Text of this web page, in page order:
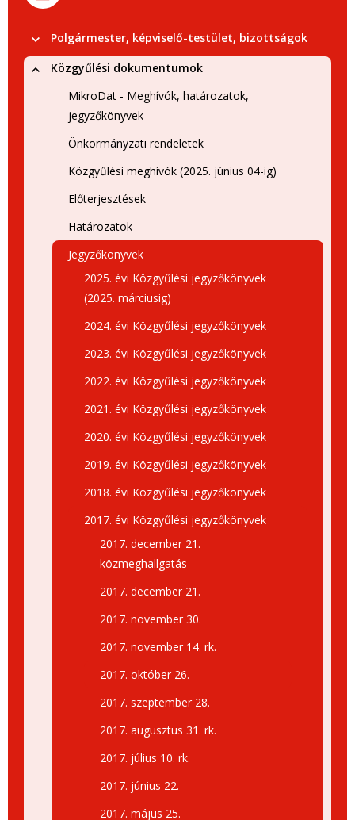
Polgármester, képviselő-testület, bizottságok
Közgyűlési dokumentumok
MikroDat - Meghívók, határozatok,
jegyzőkönyvek
Önkormányzati rendeletek
Közgyűlési meghívók (2025. június 04-ig)
Előterjesztések
Határozatok
Jegyzőkönyvek
2025. évi Közgyűlési jegyzőkönyvek
(2025. márciusig)
2024. évi Közgyűlési jegyzőkönyvek
2023. évi Közgyűlési jegyzőkönyvek
2022. évi Közgyűlési jegyzőkönyvek
2021. évi Közgyűlési jegyzőkönyvek
2020. évi Közgyűlési jegyzőkönyvek
2019. évi Közgyűlési jegyzőkönyvek
2018. évi Közgyűlési jegyzőkönyvek
2017. évi Közgyűlési jegyzőkönyvek
2017. december 21.
közmeghallgatás
2017. december 21.
2017. november 30.
2017. november 14. rk.
2017. október 26.
2017. szeptember 28.
2017. augusztus 31. rk.
2017. július 10. rk.
2017. június 22.
2017. május 25.